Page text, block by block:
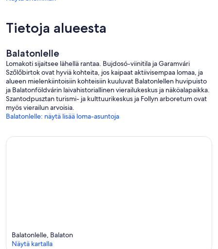
Tietoja alueesta
Balatonlelle
Lomakoti sijaitsee lähellä rantaa. Bujdosó-viinitila ja Garamvári
Szőlőbirtok ovat hyviä kohteita, jos kaipaat aktiivisempaa lomaa, ja
alueen mielenkiintoisiin kohteisiin kuuluvat Balatonlellen huvipuisto
ja Balatonföldvárin laivahistoriallinen vierailukeskus ja näköalapaikka.
Szantodpusztan turismi- ja kulttuurikeskus ja Follyn arboretum ovat
myös vierailun arvoisia.
Balatonlelle: näytä lisää loma-asuntoja
Balatonlelle, Balaton
Näytä kartalla